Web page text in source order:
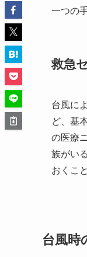
一つの
救急
台風に
ど、基
の医療
族がい
おくこ
台風時